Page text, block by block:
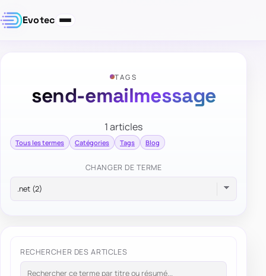
Evotec
TAGS
send-emailmessage
1 articles
Tous les termes Catégories Tags Blog
CHANGER DE TERME
RECHERCHER DES ARTICLES